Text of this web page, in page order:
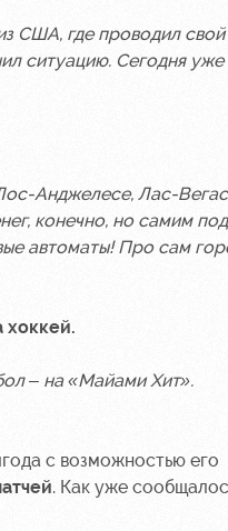
США, где проводил свой
ситуацию. Сегодня уже
Анджелесе, Лас-
конечно, но самим
автоматы! Про сам
хоккей.
– на «Майами Хит».
с возможностью его
. Как уже